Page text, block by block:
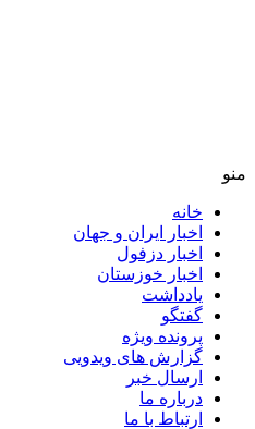
منو
خانه
اخبار ایران و جهان
اخبار دزفول
اخبار خوزستان
یادداشت
گفتگو
پرونده ویژه
گزارش های ویدویی
ارسال خبر
درباره ما
ارتباط با ما